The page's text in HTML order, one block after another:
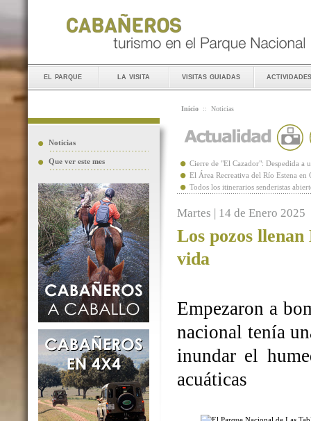
el parque la visita visitas guiadas actividades
Noticias
Que ver este mes
Inicio :: Noticias
Cierre de "El Cazador": Despedida a
El Área Recreativa del Río Estena
Todos los itinerarios senderistas
Martes | 14 de Enero 2025
Los pozos
vida
Empezaron a
nacional tenía
inundar el
acuáticas